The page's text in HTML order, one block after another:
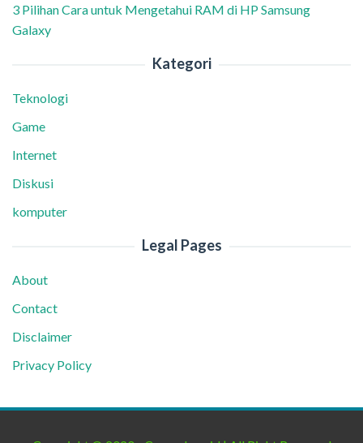
3 Pilihan Cara untuk Mengetahui RAM di HP Samsung
Galaxy
Kategori
Teknologi
Game
Internet
Diskusi
komputer
Legal Pages
About
Contact
Disclaimer
Privacy Policy